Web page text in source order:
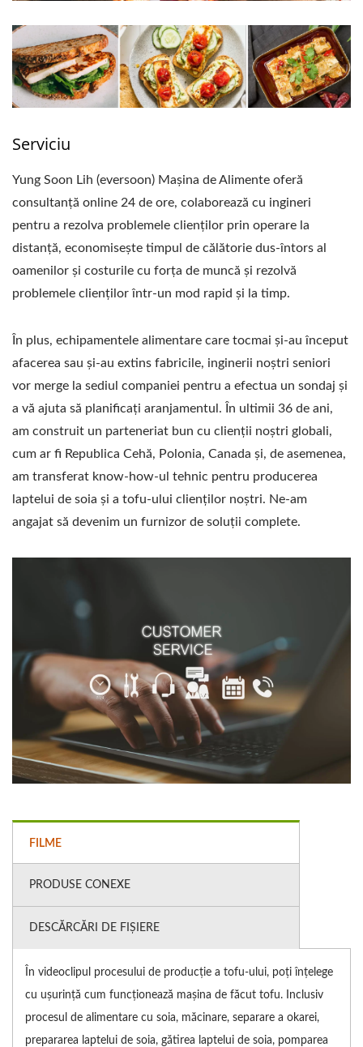
Serviciu
Yung Soon Lih (eversoon) Mașina de Alimente oferă
consultanță online 24 de ore, colaborează cu ingineri
pentru a rezolva problemele clienților prin operare la
distanță, economisește timpul de călătorie dus-întors al
oamenilor și costurile cu forța de muncă și rezolvă
problemele clienților într-un mod rapid și la timp.
În plus, echipamentele alimentare care tocmai și-au început
afacerea sau și-au extins fabricile, inginerii noștri seniori
vor merge la sediul companiei pentru a efectua un sondaj și
a vă ajuta să planificați aranjamentul. În ultimii 36 de ani,
am construit un parteneriat bun cu clienții noștri globali,
cum ar fi Republica Cehă, Polonia, Canada și, de asemenea,
am transferat know-how-ul tehnic pentru producerea
laptelui de soia și a tofu-ului clienților noștri. Ne-am
angajat să devenim un furnizor de soluții complete.
FILME
PRODUSE CONEXE
DESCĂRCĂRI DE FIȘIERE
În videoclipul procesului de producție a tofu-ului, poți înțelege
cu ușurință cum funcționează mașina de făcut tofu. Inclusiv
procesul de alimentare cu soia, măcinare, separare a okarei,
prepararea laptelui de soia, gătirea laptelui de soia, pomparea